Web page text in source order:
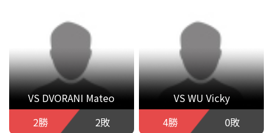
VS DVORANI Mateo
2勝
2敗
VS WU Vicky
4勝
0敗